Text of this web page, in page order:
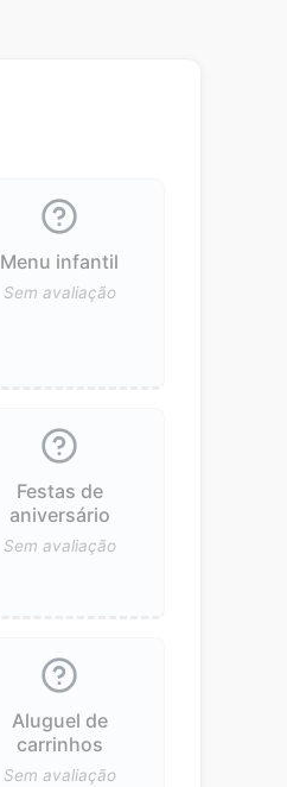
Menu infantil
Sem avaliação
Festas de
aniversário
Sem avaliação
Aluguel de
carrinhos
Sem avaliação